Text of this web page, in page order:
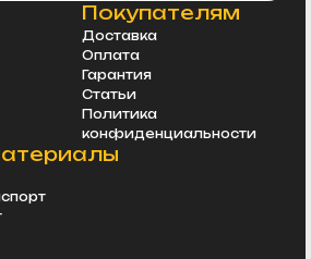
Покупателям
Доставка
Оплата
Гарантия
Статьи
Политика
конфиденциальности